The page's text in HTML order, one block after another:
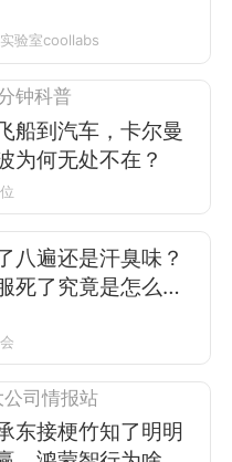
验室coollabs
钟科普
船到汽车，卡尔曼
为何无处不在？
八遍还是汗臭味？
死了究竟是怎么回
司情报站
东接梗竹知了明明